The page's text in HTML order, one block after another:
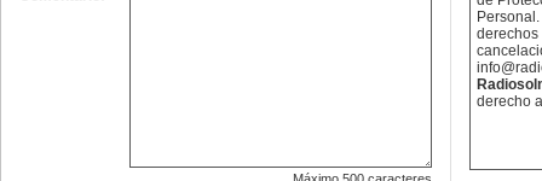
derechos
derecho